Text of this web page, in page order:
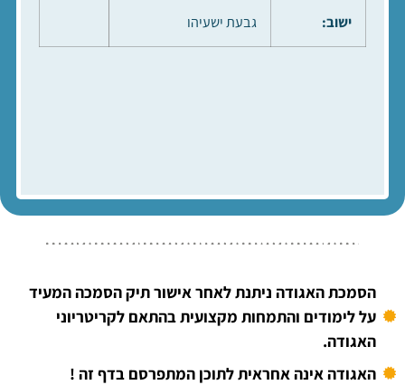
ישוב: גבעת ישעיהו
הסמכת האגודה ניתנת לאחר אישור תיק הסמכה המעיד
על לימודים והתמחות מקצועית בהתאם לקריטריוני
האגודה.
האגודה אינה אחראית לתוכן המתפרסם בדף זה !